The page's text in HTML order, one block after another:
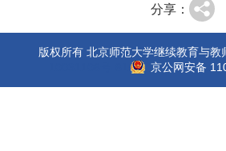
分享：
版权所有 北京师范大学继续教育与教
京公网安备